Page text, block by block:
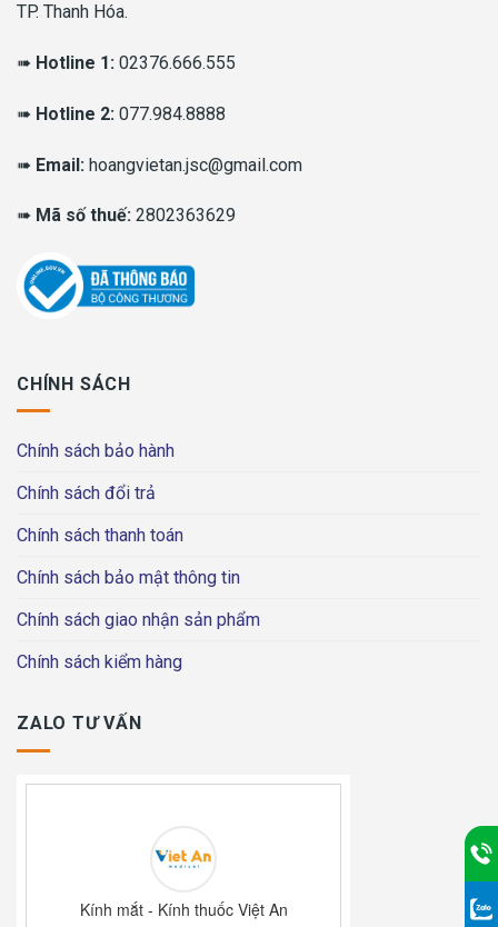
TP. Thanh Hóa.
➠ Hotline 1: 02376.666.555
➠ Hotline 2: 077.984.8888
➠ Email: hoangvietan.jsc@gmail.com
➠ Mã số thuế: 2802363629
CHÍNH SÁCH
Chính sách bảo hành
Chính sách đổi trả
Chính sách thanh toán
Chính sách bảo mật thông tin
Chính sách giao nhận sản phẩm
Chính sách kiểm hàng
ZALO TƯ VẤN